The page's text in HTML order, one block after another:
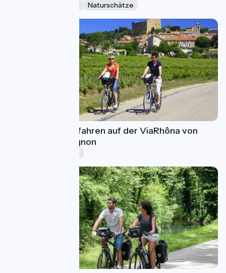
Naturschätze
Eine Woche Radfahren auf der ViaRhôna von
Vienne nach Avignon